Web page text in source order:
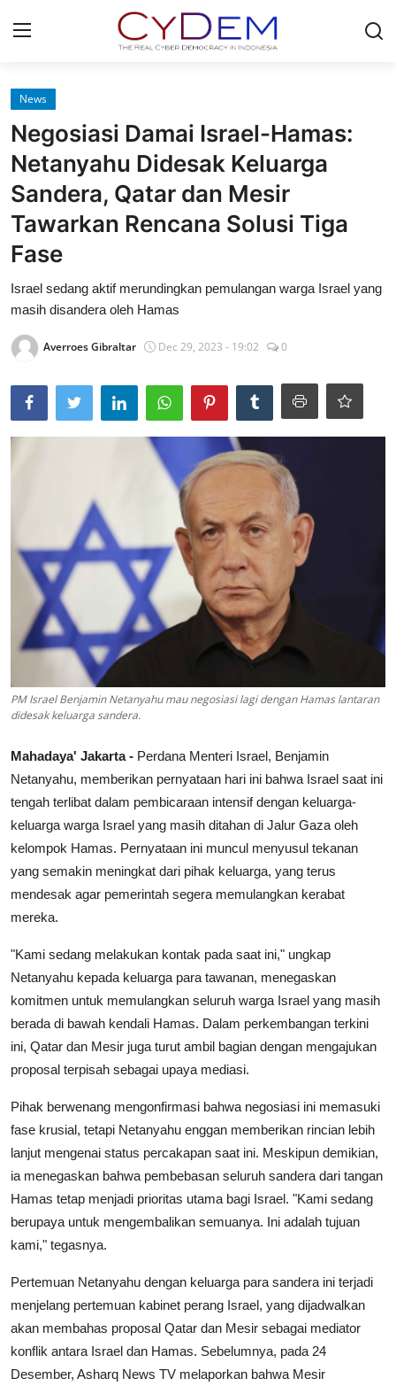
Home
Contact
News
Redaksi
Politik
Olahraga
Nasional
Lainya
News
Negosiasi Damai Israel-Hamas:
Netanyahu Didesak Keluarga
Sandera, Qatar dan Mesir
Tawarkan Rencana Solusi Tiga
Fase
Israel sedang aktif merundingkan pemulangan warga Israel yang
masih disandera oleh Hamas
Averroes Gibraltar Dec 29, 2023 - 19:02 0
PM Israel Benjamin Netanyahu mau negosiasi lagi dengan Hamas lantaran
didesak keluarga sandera.
Mahadaya' Jakarta - Perdana Menteri Israel, Benjamin
Netanyahu, memberikan pernyataan hari ini bahwa Israel saat ini
tengah terlibat dalam pembicaraan intensif dengan keluarga-
keluarga warga Israel yang masih ditahan di Jalur Gaza oleh
kelompok Hamas. Pernyataan ini muncul menyusul tekanan
yang semakin meningkat dari pihak keluarga, yang terus
mendesak agar pemerintah segera memulangkan kerabat
mereka.
"Kami sedang melakukan kontak pada saat ini," ungkap
Netanyahu kepada keluarga para tawanan, menegaskan
komitmen untuk memulangkan seluruh warga Israel yang masih
berada di bawah kendali Hamas. Dalam perkembangan terkini
ini, Qatar dan Mesir juga turut ambil bagian dengan mengajukan
proposal terpisah sebagai upaya mediasi.
Pihak berwenang mengonfirmasi bahwa negosiasi ini memasuki
fase krusial, tetapi Netanyahu enggan memberikan rincian lebih
lanjut mengenai status percakapan saat ini. Meskipun demikian,
ia menegaskan bahwa pembebasan seluruh sandera dari tangan
Hamas tetap menjadi prioritas utama bagi Israel. "Kami sedang
berupaya untuk mengembalikan semuanya. Ini adalah tujuan
kami," tegasnya.
Pertemuan Netanyahu dengan keluarga para sandera ini terjadi
menjelang pertemuan kabinet perang Israel, yang dijadwalkan
akan membahas proposal Qatar dan Mesir sebagai mediator
konflik antara Israel dan Hamas. Sebelumnya, pada 24
Desember, Asharq News TV melaporkan bahwa Mesir